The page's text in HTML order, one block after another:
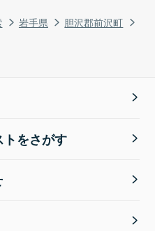
岩手県
胆沢郡前沢町
をさがす